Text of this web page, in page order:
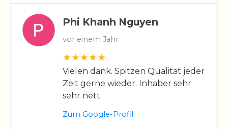
Phi Khanh Nguyen
vor einem Jahr
Vielen dank. Spitzen Qualität jeder
Zeit gerne wieder. Inhaber sehr
sehr nett
Zum Google-Profil